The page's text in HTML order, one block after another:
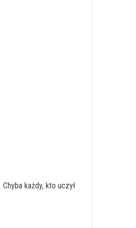
Chyba każdy, kto uczył